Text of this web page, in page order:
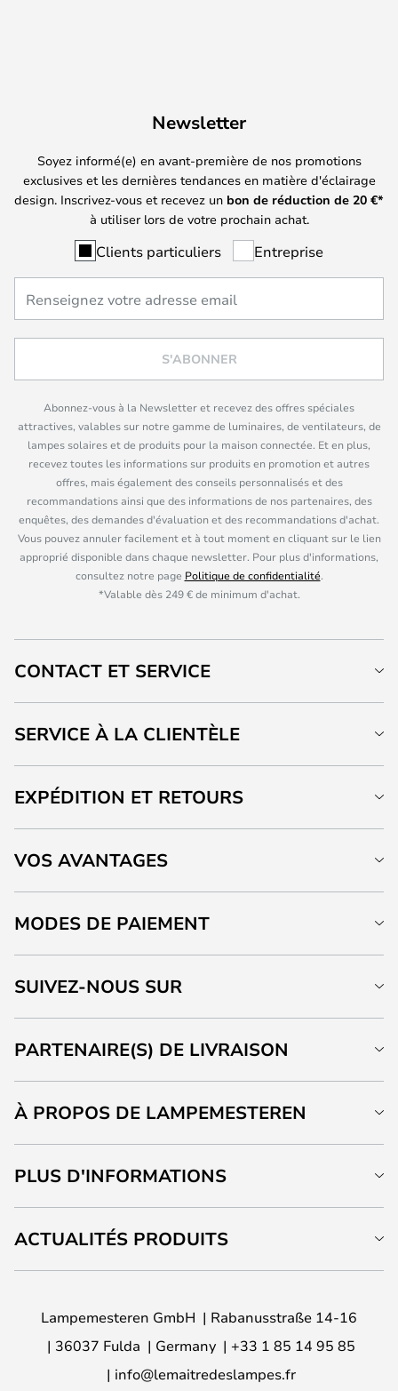
Newsletter
Soyez informé(e) en avant-première de nos promotions
exclusives et les dernières tendances en matière d'éclairage
design. Inscrivez-vous et recevez un bon de réduction de 20 €*
à utiliser lors de votre prochain achat.
Clients particuliers Entreprise
S'ABONNER
Abonnez-vous à la Newsletter et recevez des offres spéciales
attractives, valables sur notre gamme de luminaires, de ventilateurs, de
lampes solaires et de produits pour la maison connectée. Et en plus,
recevez toutes les informations sur produits en promotion et autres
offres, mais également des conseils personnalisés et des
recommandations ainsi que des informations de nos partenaires, des
enquêtes, des demandes d'évaluation et des recommandations d'achat.
Vous pouvez annuler facilement et à tout moment en cliquant sur le lien
approprié disponible dans chaque newsletter. Pour plus d'informations,
consultez notre page Politique de confidentialité.
*Valable dès 249 € de minimum d'achat.
CONTACT ET SERVICE
SERVICE À LA CLIENTÈLE
EXPÉDITION ET RETOURS
VOS AVANTAGES
MODES DE PAIEMENT
SUIVEZ-NOUS SUR
PARTENAIRE(S) DE LIVRAISON
À PROPOS DE LAMPEMESTEREN
PLUS D'INFORMATIONS
ACTUALITÉS PRODUITS
Lampemesteren GmbH
Rabanusstraße 14-16
36037 Fulda
Germany
+33 1 85 14 95 85
info@lemaitredeslampes.fr